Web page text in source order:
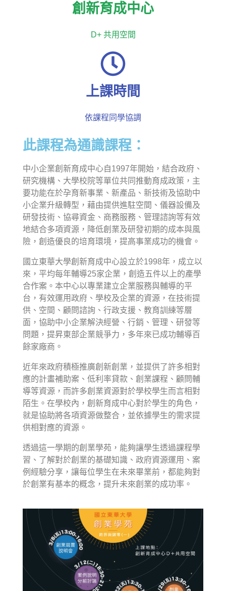
創新育成中心
D+ 共用空間
上課時間
依課程同學協調
此課程為通識課程：
中小企業創新育成中心自1997年開始，結合政府、
研究機構、大學校院等單位共同推動育成政策，主
要功能在於孕育新事業、新產品、新技術及協助中
小企業升級轉型，藉由提供進駐空間、儀器設備及
研發技術、協尋資金、商務服務、管理諮詢等有效
地結合多項資源，降低創業及研發初期的成本與風
險，創造優良的培育環境，提高事業成功的機會。
國立東華大學創新育成中心設立於1998年，成立以
來，平均每年輔導25家企業，創造五件以上的產學
合作案。本中心以專業建立企業服務與輔導的平
台，有效運用政府、學校及企業的資源，在技術提
供、空間、顧問諮詢、行政支援、教育訓練等層
面，協助中小企業解決經營、行銷、管理、研發等
問題，提昇東部企業競爭力，多年來已成功輔導百
餘家廠商。
近年來政府積極推廣創新創業，並提供了許多相對
應的計畫補助案、低利率貸款、創業課程、顧問輔
導等資源，而許多創業資源對於學校學生而言相對
陌生。在學校內，創新育成中心對於學生的角色，
就是協助將各項資源做整合，並依據學生的需求提
供相對應的資源。
透過這一學期的創業學苑，能夠讓學生透過課程學
習、了解對於創業的基礎知識、政府資源運用、案
例經驗分享，讓每位學生在未來畢業前，都能夠對
於創業有基本的概念，提升未來創業的成功率。